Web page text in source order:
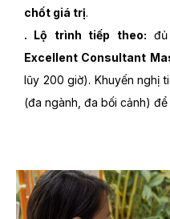
chốt giá trị.
. Lộ trình tiếp theo:
Excellent Consultant
lũy 200 giờ). Khuyến nghị
(đa ngành, đa bối cảnh)